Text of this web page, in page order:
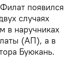
появился
случаях
в наручниках
(АП), а в
Буюкань.